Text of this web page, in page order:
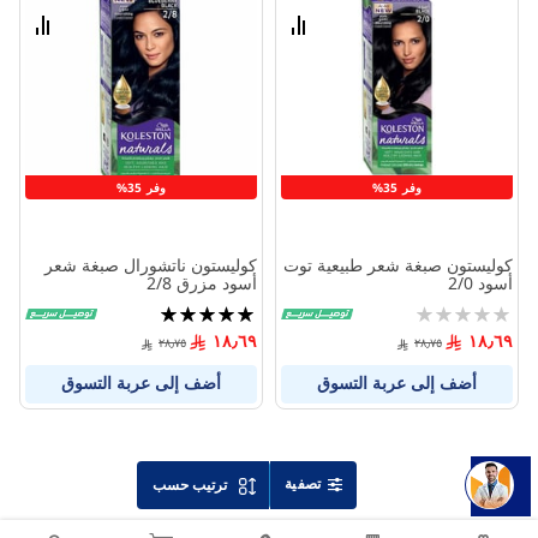
ترتيب حسب
وفر 35%
قارن
كوليستون صبغة شعر طبيعية توت
أسود 2/0
Rating:
0%
١٨٫٦٩ ٢٨٫٧٥
أضف إلى عربة التسوق
وفر 35%
قارن
كوليستون ناتشورال صبغة شعر
أسود مزرق 2/8
تقييم:
100%
١٨٫٦٩ ٢٨٫٧٥
أضف إلى عربة التسوق
تصفية